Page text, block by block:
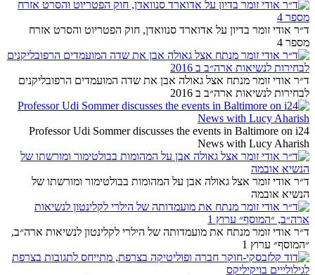
ד״ר אודי זומר בדיון על אדוארד סנוואדן, חוק הפטריוט והסרט אזרח
מספר 4
ד״ר אודי זומר מנתח אצל גאולה אבן את שדה המועמדים הרפובליקנים
לבחירות לנשיאות ארה״ב ב 2016
Professor Udi Sommer discusses the events in Baltimore on i24
News with Lucy Aharish
ד״ר אודי זומר אצל גאולה אבן על המהומות בבולטימור ומורשתו של
הנשיא אובמה
ד״ר אודי זומר מנתח את מועמדותה של הילרי לקלינטון לנשיאות ארה״ב,
״המוסף״ ערוץ 1